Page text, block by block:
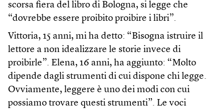
scorsa fiera del libro di Bologna, si legge che
“dovrebbe essere proibito proibire i libri”.
Vittoria, 15 anni, mi ha detto: “Bisogna istruire il
lettore a non idealizzare le storie invece di
proibirle”. Elena, 16 anni, ha aggiunto: “Molto
dipende dagli strumenti di cui dispone chi legge.
Ovviamente, leggere è uno dei modi con cui
possiamo trovare questi strumenti”. Le voci